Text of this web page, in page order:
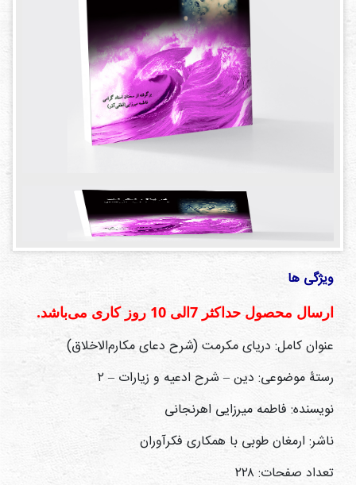
و
مقررات
سایت
ویژگی ها
ارسال محصول حداكثر 7الی 10 روز كاری می‌باشد.
عنوان کامل: دریای مکرمت (شرح دعای مکارم‌الاخلاق)
رستۀ موضوعی: دین – شرح ادعیه و زیارات – ۲
نویسنده: فاطمه میرزایی اهرنجانی
ناشر: ارمغان طوبی با همکاری فکرآوران
تعداد صفحات: ۲۲۸